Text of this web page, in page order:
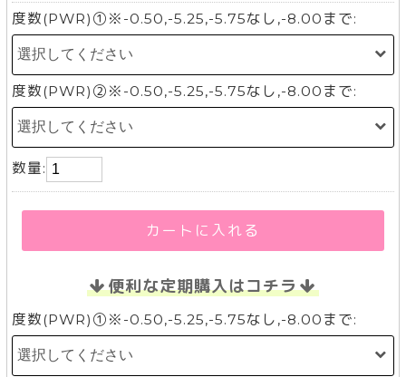
度数(PWR)①※-0.50,-5.25,-5.75なし,-8.00まで:
度数(PWR)②※-0.50,-5.25,-5.75なし,-8.00まで:
数量:
カートに入れる
便利な定期購入はコチラ
度数(PWR)①※-0.50,-5.25,-5.75なし,-8.00まで: